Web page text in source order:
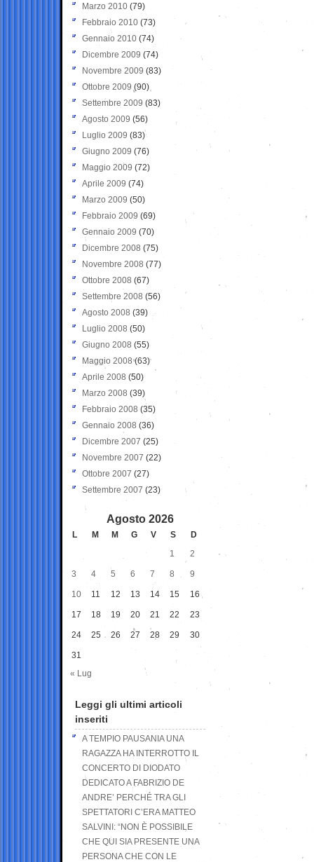
Marzo 2010 (79)
Febbraio 2010 (73)
Gennaio 2010 (74)
Dicembre 2009 (74)
Novembre 2009 (83)
Ottobre 2009 (90)
Settembre 2009 (83)
Agosto 2009 (56)
Luglio 2009 (83)
Giugno 2009 (76)
Maggio 2009 (72)
Aprile 2009 (74)
Marzo 2009 (50)
Febbraio 2009 (69)
Gennaio 2009 (70)
Dicembre 2008 (75)
Novembre 2008 (77)
Ottobre 2008 (67)
Settembre 2008 (56)
Agosto 2008 (39)
Luglio 2008 (50)
Giugno 2008 (55)
Maggio 2008(63)
Aprile 2008 (50)
Marzo 2008 (39)
Febbraio 2008 (35)
Gennaio 2008 (36)
Dicembre 2007 (25)
Novembre 2007 (22)
Ottobre 2007 (27)
Settembre 2007 (23)
Agosto 2026
L M M G V S
D
1
2
3 4 5 6 7 8 9
10 11 12 13 14 15 16
17 18 19 20 21 22 23
24 25 26 27 28 29 30
31
« Lug
Leggi gli ultimi articoli
inseriti
A TEMPIO PAUSANIA UNA
RAGAZZA HA INTERROTTO IL
CONCERTO DI DIODATO
DEDICATO A FABRIZIO DE
ANDRE’ PERCHÉ TRA GLI
SPETTATORI C’ERA MATTEO
SALVINI: “NON È POSSIBILE
CHE QUI SIA PRESENTE UNA
PERSONA CHE CON LE